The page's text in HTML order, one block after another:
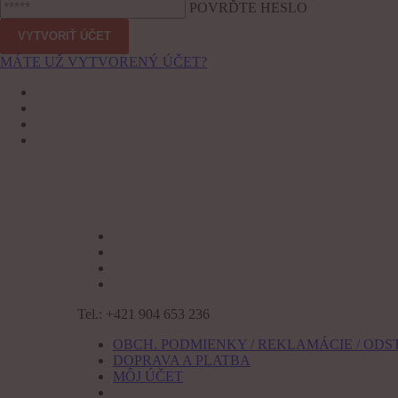
POVRĎTE HESLO
MÁTE UŽ VYTVORENÝ ÚČET?
Tel.: +421 904 653 236
OBCH. PODMIENKY / REKLAMÁCIE /
DOPRAVA A PLATBA
MÔJ ÚČET